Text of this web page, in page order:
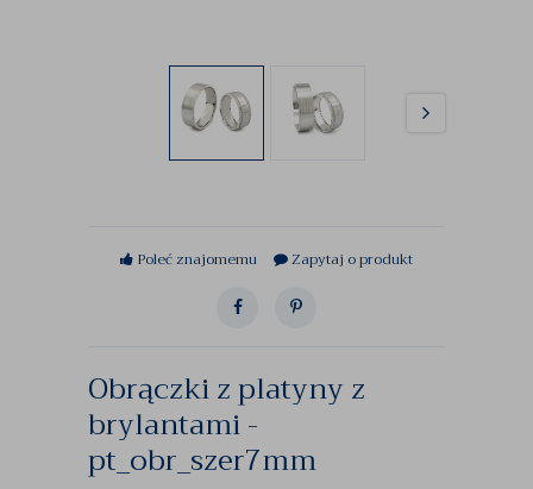
Poleć znajomemu Zapytaj o produkt
Obrączki z platyny z
brylantami -
pt_obr_szer7mm